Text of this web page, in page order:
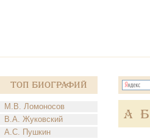
Топ Биографий
М.В. Ломоносов
В.А. Жуковский
А.С. Пушкин
А Б